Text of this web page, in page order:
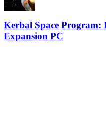
Kerbal Space
Expansion PC